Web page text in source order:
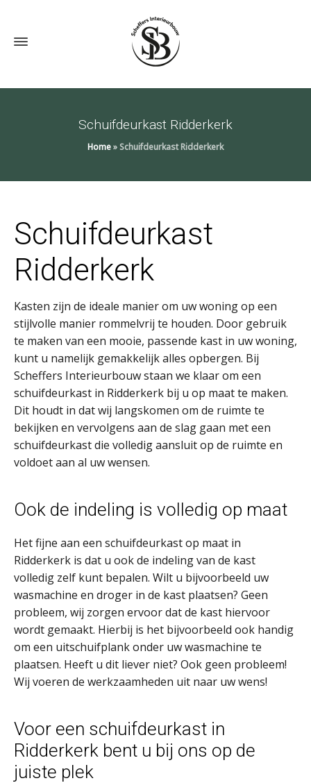
Schuifdeurkast Ridderkerk
Home»Schuifdeurkast Ridderkerk
Schuifdeurkast
Ridderkerk
Kasten zijn de ideale manier om uw woning op een
stijlvolle manier rommelvrij te houden. Door gebruik
te maken van een mooie, passende kast in uw woning,
kunt u namelijk gemakkelijk alles opbergen. Bij
Scheffers Interieurbouw staan we klaar om een
schuifdeurkast in Ridderkerk bij u op maat te maken.
Dit houdt in dat wij langskomen om de ruimte te
bekijken en vervolgens aan de slag gaan met een
schuifdeurkast die volledig aansluit op de ruimte en
voldoet aan al uw wensen.
Ook de indeling is volledig op maat
Het fijne aan een schuifdeurkast op maat in
Ridderkerk is dat u ook de indeling van de kast
volledig zelf kunt bepalen. Wilt u bijvoorbeeld uw
wasmachine en droger in de kast plaatsen? Geen
probleem, wij zorgen ervoor dat de kast hiervoor
wordt gemaakt. Hierbij is het bijvoorbeeld ook handig
om een uitschuifplank onder uw wasmachine te
plaatsen. Heeft u dit liever niet? Ook geen probleem!
Wij voeren de werkzaamheden uit naar uw wens!
Voor een schuifdeurkast in
Ridderkerk bent u bij ons op de
juiste plek